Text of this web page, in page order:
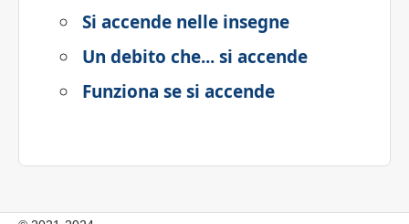
Si accende nelle insegne
Un debito che... si accende
Funziona se si accende